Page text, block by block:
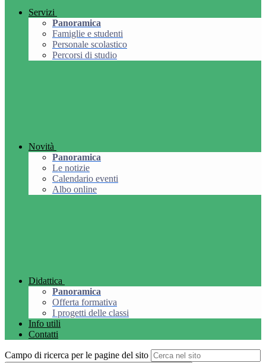
Servizi
Panoramica
Famiglie e studenti
Personale scolastico
Percorsi di studio
Novità
Panoramica
Le notizie
Calendario eventi
Albo online
Didattica
Panoramica
Offerta formativa
I progetti delle classi
Info utili
Contatti
Campo di ricerca per le pagine del sito